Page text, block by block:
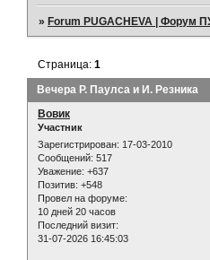
»Forum PUGACHEVA | Форум
Вечера Р. Паулса и И. Резника
Страница:1
Вовик
Участник
Зарегистрирован: 17-03-2010
Сообщений: 517
Уважение: +637
Позитив: +548
Провел на форуме:
10 дней 20 часов
Последний визит:
31-07-2026 16:45:03